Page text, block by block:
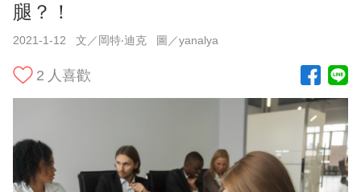
腿？！
2021-1-12 文／岡特‧迪克 圖／yanalya
2 人喜歡